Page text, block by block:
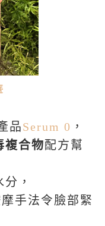
品Serum 0 ，
複合物配方幫
，
摩手法令臉部緊